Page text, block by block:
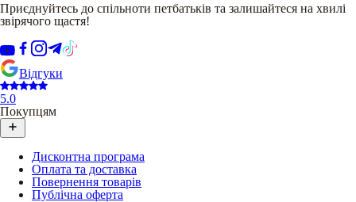
Приєднуйтесь до спільноти петбатьків та залишайтеся на хвилі
звірячого щастя!
Відгуки
5.0
Покупцям
Дисконтна програма
Оплата та доставка
Повернення товарів
Публічна оферта